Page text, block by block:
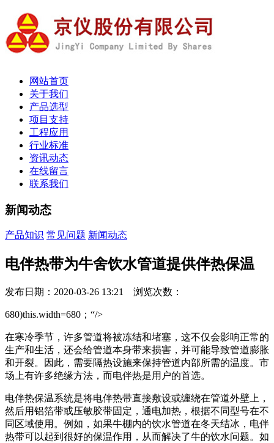
网站首页
关于我们
产品选型
项目支持
工程应用
行业标准
资讯动态
在线留言
联系我们
新闻动态
产品知识 常见问题 新闻动态
电伴热带为牛舍饮水管道提供伴热保温
发布日期：2020-03-26 13:21 浏览次数：
680)this.width=680；“/>
在寒冷季节，许多管道将被冻结和堵塞，这不仅会影响正常的
生产和生活，还会给管道本身带来损害，并可能导致管道膨胀
和开裂。因此，需要隔热设施来保持管道内部所需的温度。市
场上有许多绝缘方法，而电伴热是用户的首选。
电伴热保温系统是将电伴热带直接敷设或缠绕在管道外壁上，
然后用铝箔带或压敏胶带固定，通电加热，根据不同型号在不
同区域使用。例如，如果牛棚内的饮水管道在冬天结冰，电伴
热带可以起到很好的保温作用，从而解决了牛的饮水问题。如